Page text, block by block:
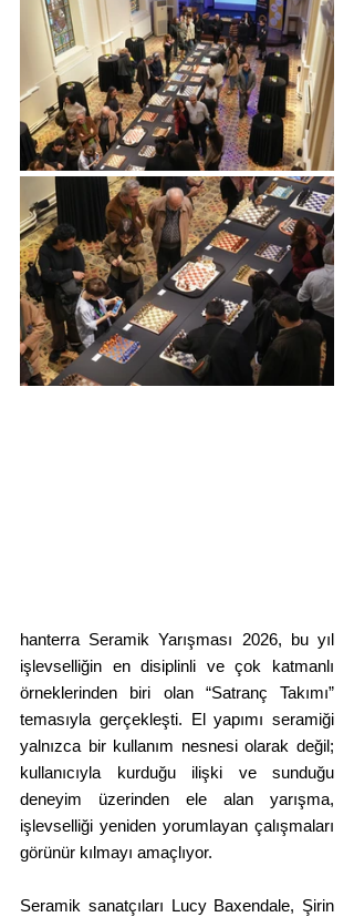
hanterra Seramik Yarışması 2026, bu yıl
işlevselliğin en disiplinli ve çok katmanlı
örneklerinden biri olan “Satranç Takımı”
temasıyla gerçekleşti. El yapımı seramiği
yalnızca bir kullanım nesnesi olarak değil;
kullanıcıyla kurduğu ilişki ve sunduğu
deneyim üzerinden ele alan yarışma,
işlevselliği yeniden yorumlayan çalışmaları
görünür kılmayı amaçlıyor.
Seramik sanatçıları Lucy Baxendale, Şirin